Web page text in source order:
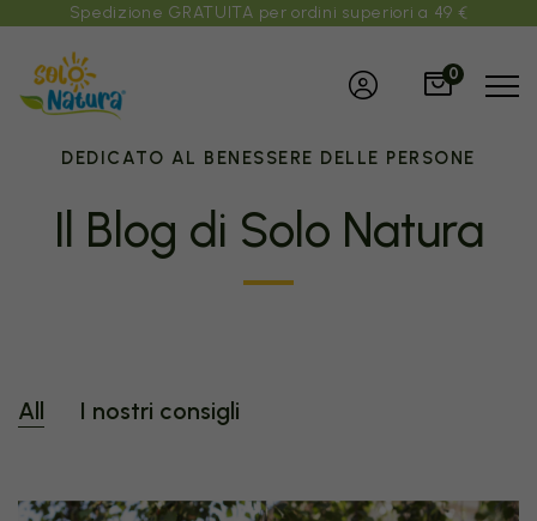
Spedizione GRATUITA per ordini superiori a 49 €
0
DEDICATO AL BENESSERE DELLE PERSONE
Il Blog di Solo Natura
All I nostri consigli